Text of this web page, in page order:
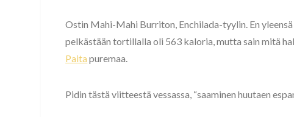
Ostin Mahi-Mahi Burriton, Enchilada-tyylin. En
pelkästään tortillalla oli 563 kaloria, mutta sain mitä
Paita puremaa.
Pidin tästä viitteestä vessassa, “saaminen huutaen